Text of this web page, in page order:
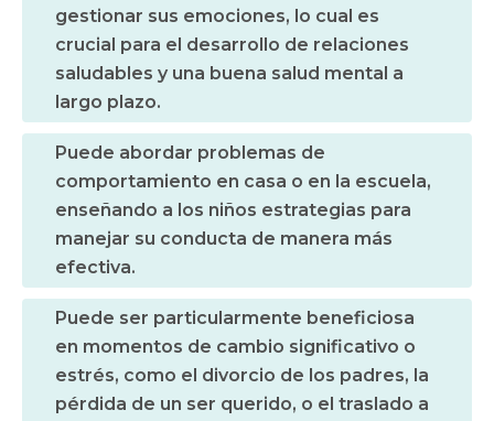
gestionar sus emociones, lo cual es
crucial para el desarrollo de relaciones
saludables y una buena salud mental a
largo plazo.
Puede abordar problemas de
comportamiento en casa o en la escuela,
enseñando a los niños estrategias para
manejar su conducta de manera más
efectiva.
Puede ser particularmente beneficiosa
en momentos de cambio significativo o
estrés, como el divorcio de los padres, la
pérdida de un ser querido, o el traslado a